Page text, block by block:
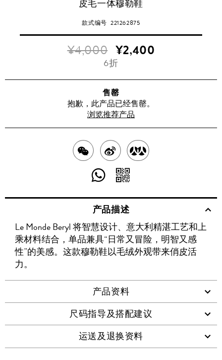
皮毛一体穆勒鞋
款式编号221262875
¥4,000 ¥2,400
6折
售罄
抱歉，此产品已经售罄。
浏览推荐产品
分
享
WECHAT
分
享
WEIBO
分
分
享
至
WHATSAPP
享
维
码
产品描述
Le Monde Beryl 将智慧设计、意大利精湛工艺和上
乘材料结合，单品兼具“日常又冒险，明智又感
性”的美感。这款穆勒鞋以毛绒外观带来俏皮活
力。
产品资料
尺码指导及搭配建议
运送及退换资料